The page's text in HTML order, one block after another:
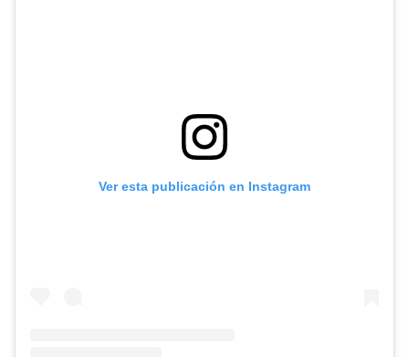
Ver esta publicación en Instagram